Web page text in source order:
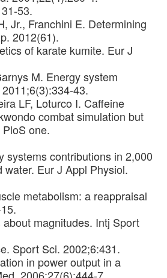
53.
Jr., Franchini E. Determining
2012(61).
of karate kumite. Eur J
M. Energy system
43.
LF, Loturco I. Caffeine
combat simulation but
one.
systems contributions in 2,000
Eur J Appl Physiol.
metabolism: a reappraisal
magnitudes. Intj Sport
Sport Sci. 2002;6:431.
in power output in a
2006;27(6):444-7.